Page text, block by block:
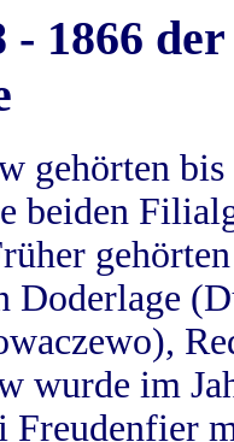
- 1866
gehörten
beiden
Doderlage
wurde im
Freudenfier